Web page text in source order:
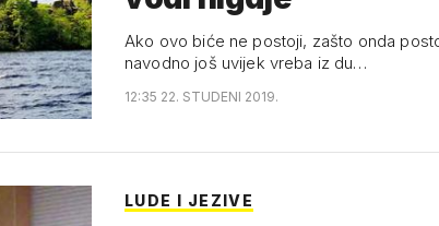
Ako ovo biće ne postoji, zašto onda
navodno još uvijek vreba iz du…
12:35 22. STUDENI 2019.
LUDE I JEZIVE